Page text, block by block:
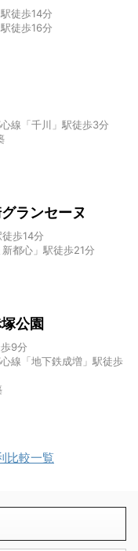
徒歩14分
徒歩16分
線「千川」駅徒歩3分
ランセーヌ
歩14分
都心」駅徒歩21分
公園
9分
線「地下鉄成増」駅徒歩
比較一覧